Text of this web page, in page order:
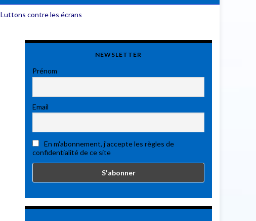
Luttons contre les écrans
NEWSLETTER
Prénom
Email
En m'abonnement, j'accepte les règles de
confidentialité de ce site